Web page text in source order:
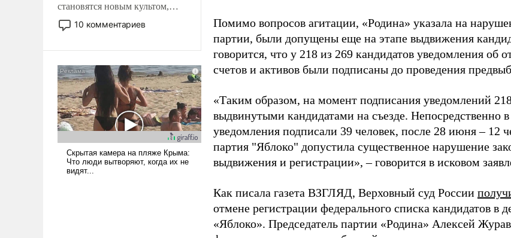
становятся новым культом,
постепенно вытесняя и
отменяя традиционное
ударами судьбы, брать на себя
ответственность, помогать
слабым, идти вперед и
адаптироваться.
10 комментариев
Помимо вопросов агитации, «Родина» указала на
партии, были допущены еще на этапе выдвижения
говорится, что у 218 из 269 кандидатов уведомления об
счетов и активов были подписаны до проведения
«Таким образом, на момент подписания уведомлений
выдвинутыми кандидатами на съезде. Непосредственно
уведомления подписали 39 человек, после 28 июня – 12
партия "Яблоко" допустила существенное нарушение
выдвижения и регистрации», – говорится в исковом
Как писала газета ВЗГЛЯД, Верховный суд России
отмене регистрации федерального списка кандидатов в
«Яблоко». Председатель партии «Родина» Алексей